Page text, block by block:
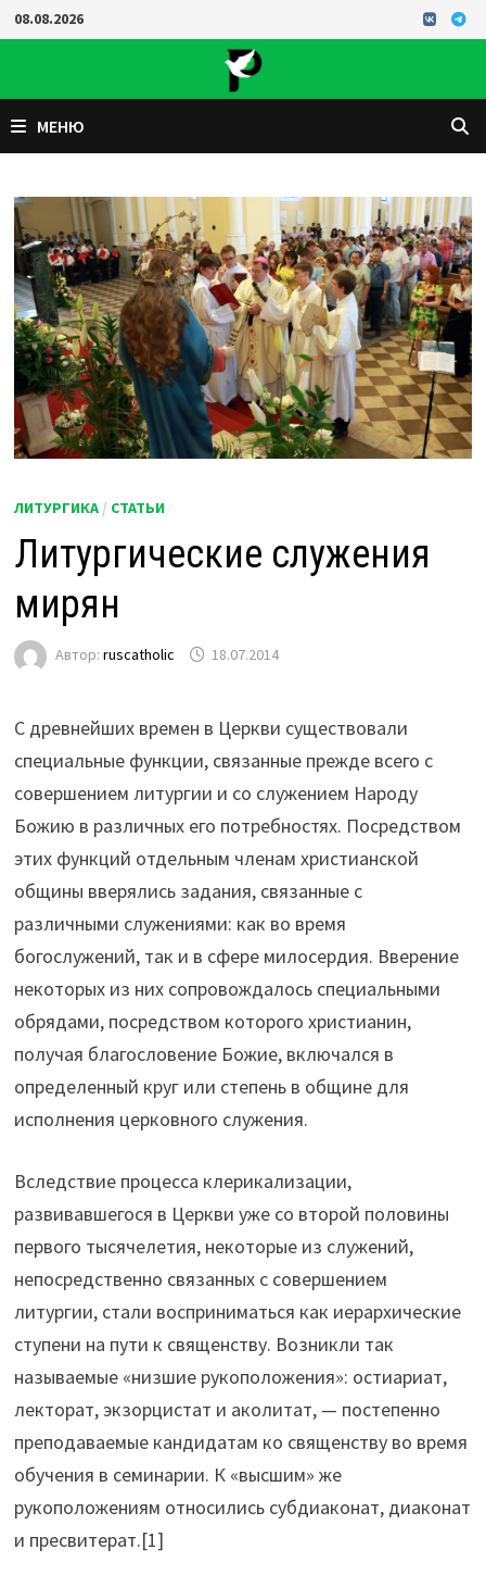
Перейти
к
08.08.2026
МЕНЮ
ЛИТУРГИКА / СТАТЬИ
Литургические служения
мирян
Автор:ruscatholic 18.07.2014
С древнейших времен в Церкви существовали
специальные функции, связанные прежде всего с
совершением литургии и со служением Народу
Божию в различных его потребностях. Посредством
этих функций отдельным членам христианской
общины вверялись задания, связанные с
различными служениями: как во время
богослужений, так и в сфере милосердия. Вверение
некоторых из них сопровождалось специальными
обрядами, посредством которого христианин,
получая благословение Божие, включался в
определенный круг или степень в общине для
исполнения церковного служения.
Вследствие процесса клерикализации,
развивавшегося в Церкви уже со второй половины
первого тысячелетия, некоторые из служений,
непосредственно связанных с совершением
литургии, стали восприниматься как иерархические
ступени на пути к священству. Возникли так
называемые «низшие рукоположения»: остиариат,
лекторат, экзорцистат и аколитат, — постепенно
преподаваемые кандидатам ко священству во время
обучения в семинарии. К «высшим» же
рукоположениям относились субдиаконат, диаконат
и пресвитерат.[1]